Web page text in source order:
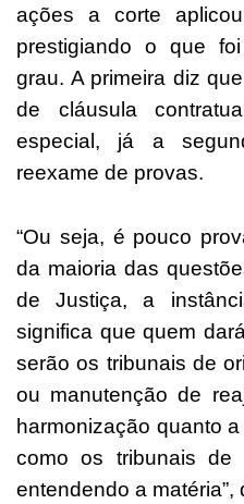
ações a corte
prestigiando o que
grau. A primeira diz
de cláusula
especial, já a
reexame de provas.
“Ou seja, é pouco
da maioria das
de Justiça, a
significa que quem
serão os tribunais de
ou manutenção de
harmonização quanto
como os tribunais de
entendendo a matéria”,